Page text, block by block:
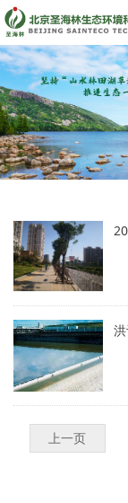
首页
了解我们
领导团队
业务领域
· 咨询设计
· 施工运维
· 智慧化产品与管理
产品中心
科技创新历程
新闻资讯
关于我们
上一页